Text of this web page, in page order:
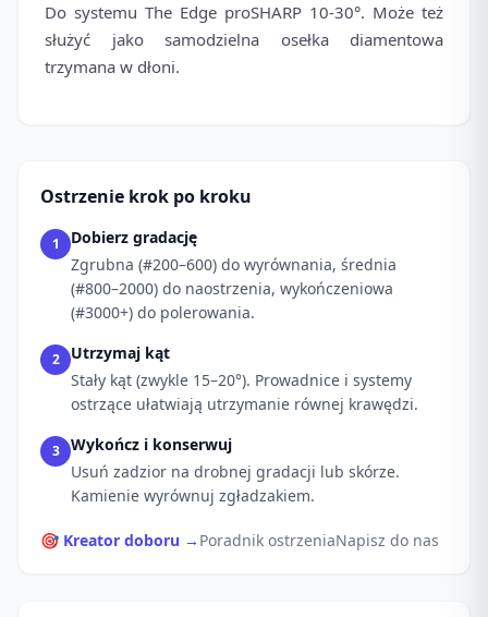
Do systemu The Edge proSHARP 10-30°. Może też
służyć jako samodzielna osełka diamentowa
trzymana w dłoni.
Ostrzenie krok po kroku
1
Dobierz gradację
Zgrubna (#200–600) do wyrównania, średnia
(#800–2000) do naostrzenia, wykończeniowa
(#3000+) do polerowania.
2
Utrzymaj kąt
Stały kąt (zwykle 15–20°). Prowadnice i systemy
ostrzące ułatwiają utrzymanie równej krawędzi.
3
Wykończ i konserwuj
Usuń zadzior na drobnej gradacji lub skórze.
Kamienie wyrównuj zgładzakiem.
🎯 Kreator doboru → Poradnik ostrzeniaNapisz do nas